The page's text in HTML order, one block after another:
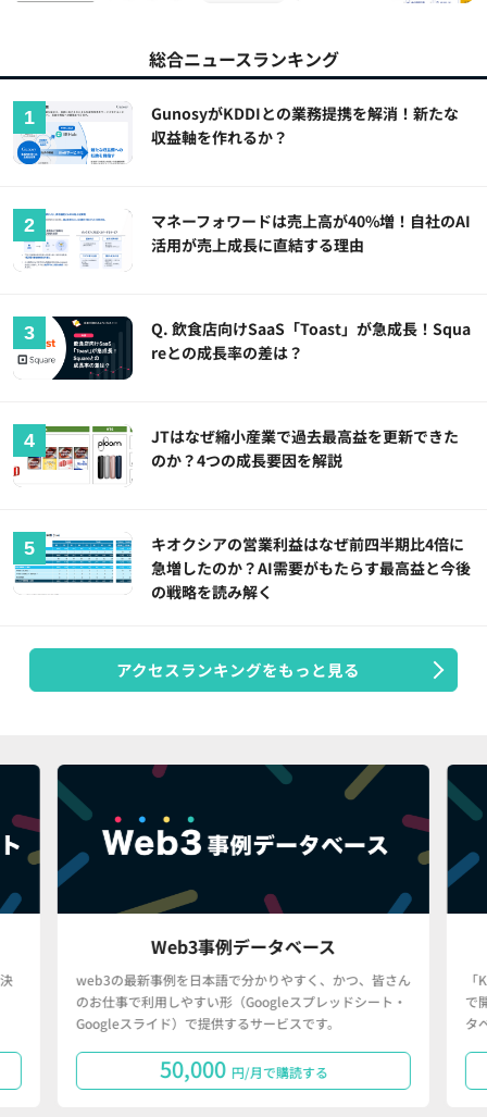
総合ニュースランキング
GunosyがKDDIとの業務提携を解消！新たな
収益軸を作れるか？
マネーフォワードは売上高が40%増！自社のAI
活用が売上成長に直結する理由
Q. 飲食店向けSaaS「Toast」が急成長！Squa
reとの成長率の差は？
JTはなぜ縮小産業で過去最高益を更新できた
のか？4つの成長要因を解説
キオクシアの営業利益はなぜ前四半期比4倍に
急増したのか？AI需要がもたらす最高益と今後
の戦略を読み解く
アクセスランキングをもっと見る
Web3事例データベース
web3の最新事例を日本語で分かりやすく、かつ、皆さん
のお仕事で利用しやすい形（Googleスプレッドシート・
Googleスライド）で提供するサービスです。
50,000 円/月で購読する
で
タ